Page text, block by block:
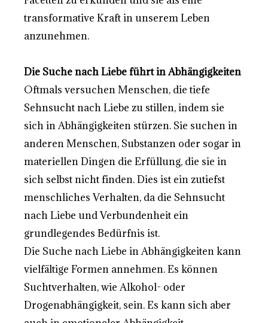
transformative Kraft in unserem Leben
anzunehmen.
Die Suche nach Liebe führt in Abhängigkeiten
Oftmals versuchen Menschen, die tiefe
Sehnsucht nach Liebe zu stillen, indem sie
sich in Abhängigkeiten stürzen. Sie suchen in
anderen Menschen, Substanzen oder sogar in
materiellen Dingen die Erfüllung, die sie in
sich selbst nicht finden. Dies ist ein zutiefst
menschliches Verhalten, da die Sehnsucht
nach Liebe und Verbundenheit ein
grundlegendes Bedürfnis ist.
Die Suche nach Liebe in Abhängigkeiten kann
vielfältige Formen annehmen. Es können
Suchtverhalten, wie Alkohol- oder
Drogenabhängigkeit, sein. Es kann sich aber